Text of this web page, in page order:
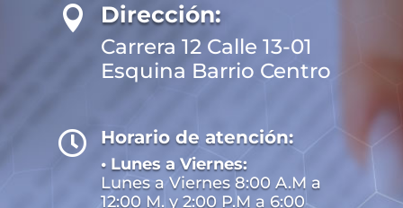
 Dirección:
Carrera 12 Calle 13-01
Esquina Barrio Centro
 Horario de atención:
• Lunes a Viernes:
Lunes a Viernes 8:00 A.M a
12:00 M. y 2:00 P.M a 6:00